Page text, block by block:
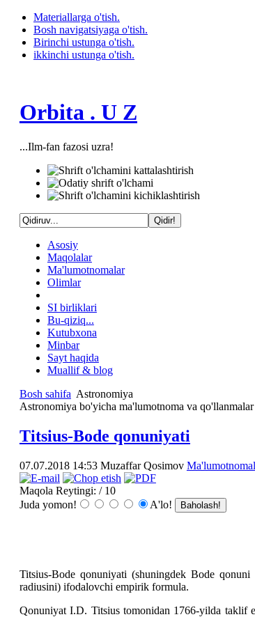
Materiallarga o'tish.
Bosh navigatsiyaga o'tish.
Birinchi ustunga o'tish.
ikkinchi ustunga o'tish.
Orbita . U Z
...Ilm-fan fazosi uzra!
Asosiy
Maqolalar
Ma'lumotnomalar
Olimlar
SI birliklari
Bu-qiziq...
Kutubxona
Minbar
Sayt haqida
Muallif & blog
Bosh sahifa Astronomiya
Astronomiya bo'yicha ma'lumotnoma va qo'llanmalar
Titsius-Bode qonuniyati
07.07.2018 14:53 Muzaffar Qosimov
Maqola Reytingi: / 10
Juda yomon!
A'lo!
Titsius-Bode qonuniyati (shuningdek Bode
radiusini) ifodalovchi empirik formula.
Qonuniyat I.D. Titsius tomonidan 1766-yilda taklif